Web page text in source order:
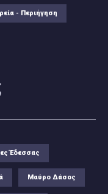
- Περιήγηση
Έδεσσας
Μαύρο Δάσος